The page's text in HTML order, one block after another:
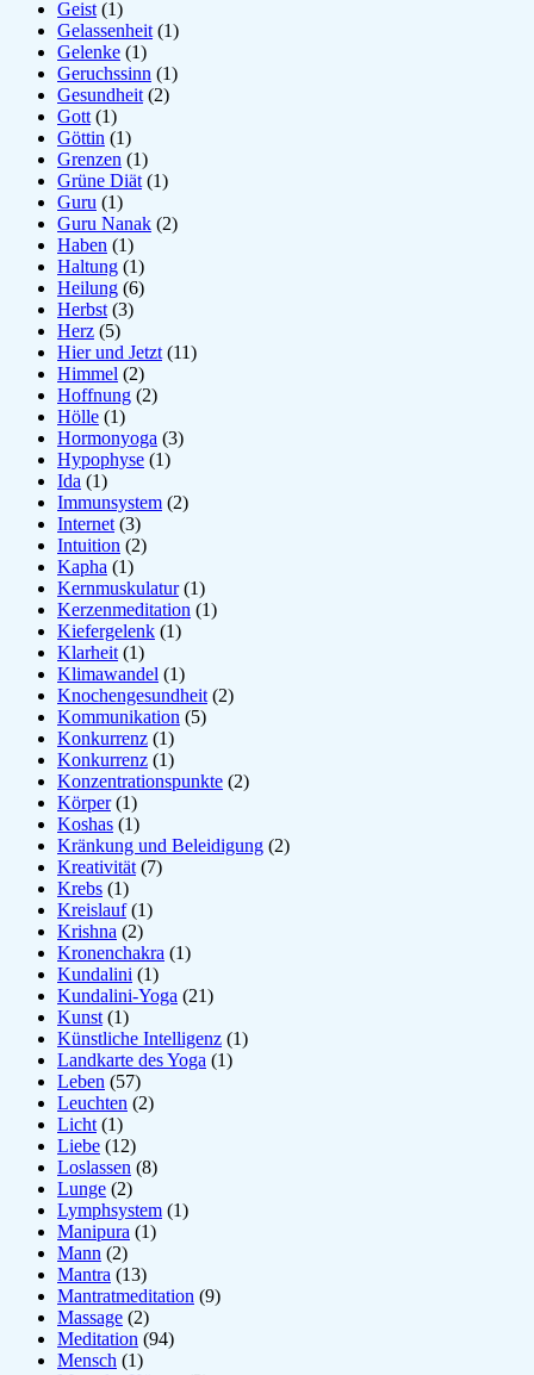
Geist (1)
Gelassenheit (1)
Gelenke (1)
Geruchssinn (1)
Gesundheit (2)
Gott (1)
Göttin (1)
Grenzen (1)
Grüne Diät (1)
Guru (1)
Guru Nanak (2)
Haben (1)
Haltung (1)
Heilung (6)
Herbst (3)
Herz (5)
Hier und Jetzt (11)
Himmel (2)
Hoffnung (2)
Hölle (1)
Hormonyoga (3)
Hypophyse (1)
Ida (1)
Immunsystem (2)
Internet (3)
Intuition (2)
Kapha (1)
Kernmuskulatur(1)
Kerzenmeditation (1)
Kiefergelenk (1)
Klarheit (1)
Klimawandel (1)
Knochengesundheit (2)
Kommunikation (5)
Konkurrenz (1)
Konkurrenz (1)
Konzentrationspunkte (2)
Körper(1)
Koshas (1)
Kränkung und Beleidigung (2)
Kreativität (7)
Krebs (1)
Kreislauf(1)
Krishna (2)
Kronenchakra (1)
Kundalini (1)
Kundalini-Yoga (21)
Kunst (1)
Künstliche Intelligenz (1)
Landkarte des Yoga (1)
Leben (57)
Leuchten (2)
Licht (1)
Liebe (12)
Loslassen (8)
Lunge (2)
Lymphsystem (1)
Manipura (1)
Mann (2)
Mantra (13)
Mantratmeditation (9)
Massage (2)
Meditation (94)
Mensch (1)